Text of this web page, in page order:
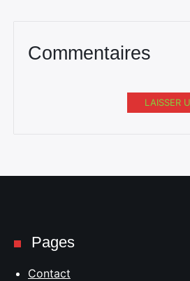
Commentaires
LAISSER
Pages
Contact